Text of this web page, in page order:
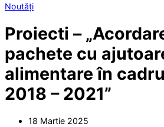
Noutăți
Proiecti –
pachete cu
alimentare în
2018 – 2021”
18 Martie 2025